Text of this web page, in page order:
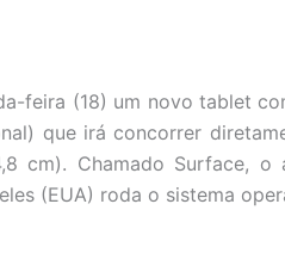
feira (18) um novo tablet
que irá concorrer
cm). Chamado Surface, o
(EUA) roda o sistema